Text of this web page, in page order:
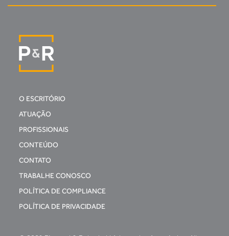
O ESCRITÓRIO
ATUAÇÃO
PROFISSIONAIS
CONTEÚDO
CONTATO
TRABALHE CONOSCO
POLÍTICA DE COMPLIANCE
POLÍTICA DE PRIVACIDADE